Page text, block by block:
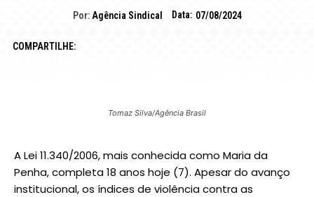
Por: Agência Sindical Data: 07/08/2024
COMPARTILHE:
Tomaz Silva/Agência Brasil
A Lei 11.340/2006, mais conhecida como Maria da
Penha, completa 18 anos hoje (7). Apesar do avanço
institucional, os índices de violência contra as